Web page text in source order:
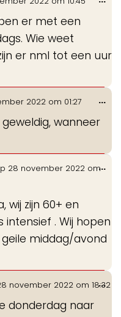
er met een
Wie weet
er nml tot een uur
2022 om 01:27
wanneer
...
28 november 2022 om
wij zijn 60+ en
intensief . Wij hopen
middag/avond
...
november 2022 om 18:32
donderdag naar
...